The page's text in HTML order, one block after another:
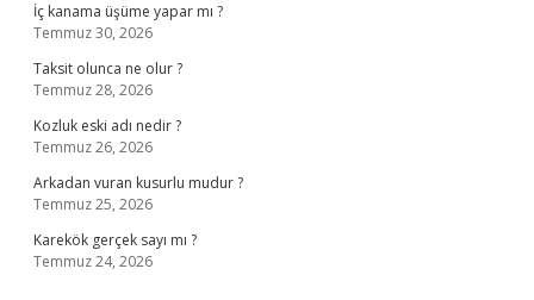
İç kanama üşüme yapar mı ?
Temmuz 30, 2026
Taksit olunca ne olur ?
Temmuz 28, 2026
Kozluk eski adı nedir ?
Temmuz 26, 2026
Arkadan vuran kusurlu mudur ?
Temmuz 25, 2026
Karekök gerçek sayı mı ?
Temmuz 24, 2026